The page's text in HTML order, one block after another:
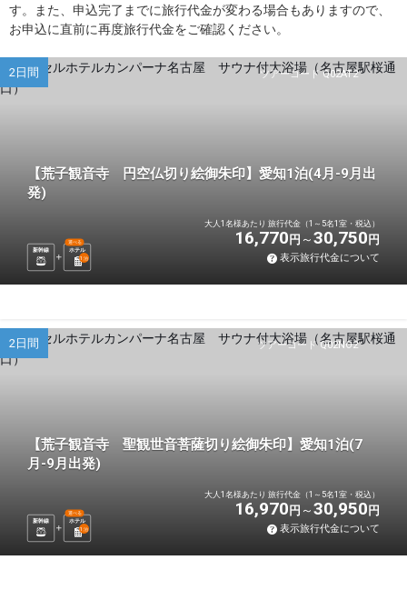
す。また、申込完了までに旅行代金が変わる場合もありますので、
お申込に直前に再度旅行代金をご確認ください。
ツアーコード Q02AT2
2日間
【荒子観音寺 円空仏切り絵御朱印】愛知1泊(4月-9月出
発)
新幹線 ホテル
選べる
1 泊
大人1名様あたり 旅行代金（1～5名1室・税込）
16,770 円 30,750 円
表示旅行代金について
ツアーコード Q02NO2
2日間
【荒子観音寺 聖観世音菩薩切り絵御朱印】愛知1泊(7
月-9月出発)
新幹線 ホテル
選べる
1 泊
大人1名様あたり 旅行代金（1～5名1室・税込）
16,970 円 30,950 円
表示旅行代金について